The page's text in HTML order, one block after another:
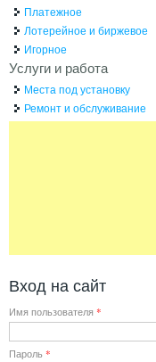
Платежное
Лотерейное и биржевое
Игорное
Услуги и работа
Места под установку
Ремонт и обслуживание
Вход на сайт
Имя пользователя *
Пароль *